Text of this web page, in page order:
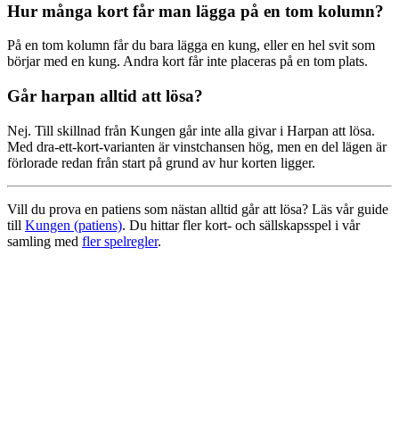
Hur många kort får man lägga på en tom kolumn?
På en tom kolumn får du bara lägga en kung, eller en hel svit som
börjar med en kung. Andra kort får inte placeras på en tom plats.
Går harpan alltid att lösa?
Nej. Till skillnad från Kungen går inte alla givar i Harpan att lösa.
Med dra-ett-kort-varianten är vinstchansen hög, men en del lägen är
förlorade redan från start på grund av hur korten ligger.
Vill du prova en patiens som nästan alltid går att lösa? Läs vår guide
till Kungen (patiens). Du hittar fler kort- och sällskapsspel i vår
samling med fler spelregler.